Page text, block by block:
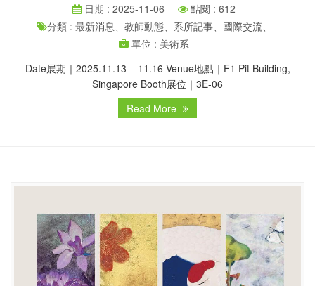
日期 : 2025-11-06
點閱 : 612
分類 : 最新消息、教師動態、系所記事、國際交流、
單位 : 美術系
Date展期｜2025.11.13 – 11.16 Venue地點｜F1 Pit Building,
Singapore Booth展位｜3E-06
Read More